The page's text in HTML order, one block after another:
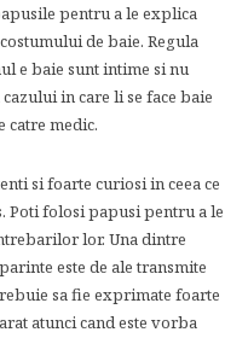
pentru a le explica
de baie. Regula
e baie sunt intime si nu
in care li se face baie
catre medic.
si foarte curiosi in ceea ce
Poti folosi papusi pentru a le
lor. Una dintre
este de ale transmite
sa fie exprimate foarte
atunci cand este vorba